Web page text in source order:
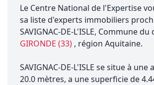
Le Centre National de l'Expertise
sa liste d'experts immobiliers
SAVIGNAC-DE-L'ISLE, Commune
GIRONDE (33) , région Aquitaine.
SAVIGNAC-DE-L'ISLE se situe à
20.0 mètres, a une superficie de